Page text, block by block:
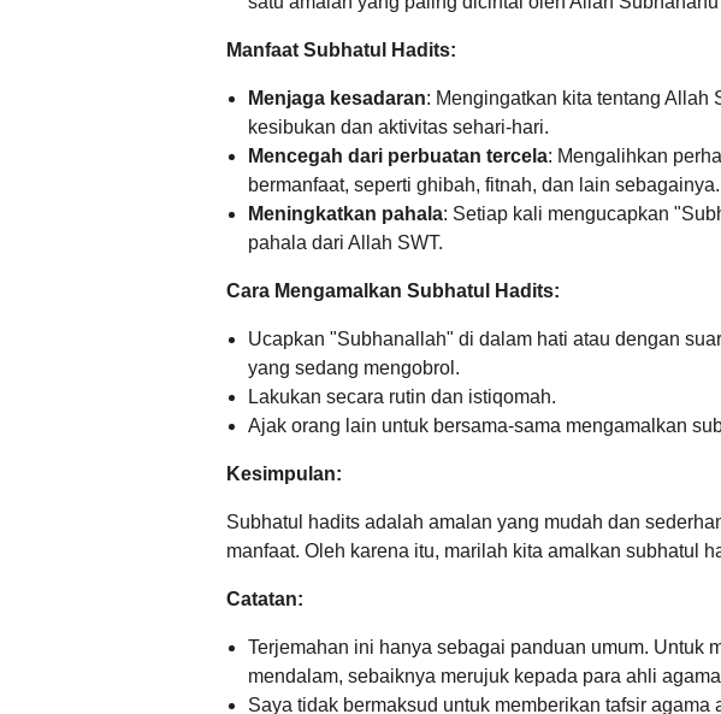
Manfaat Subhatul Hadits:
Menjaga kesadaran: Mengingatkan kita tentang Allah
kesibukan dan aktivitas sehari-hari.
Mencegah dari perbuatan tercela: Mengalihkan
bermanfaat, seperti ghibah, fitnah, dan lain sebagainya.
Meningkatkan pahala: Setiap kali mengucapkan
pahala dari Allah SWT.
Cara Mengamalkan Subhatul Hadits:
Ucapkan "Subhanallah" di dalam hati atau dengan
yang sedang mengobrol.
Lakukan secara rutin dan istiqomah.
Ajak orang lain untuk bersama-sama mengamalkan
Kesimpulan:
Subhatul hadits adalah amalan yang mudah dan
manfaat. Oleh karena itu, marilah kita amalkan subhatul
Catatan:
Terjemahan ini hanya sebagai panduan umum. Untuk
mendalam, sebaiknya merujuk kepada para ahli
Saya tidak bermaksud untuk memberikan tafsir agama